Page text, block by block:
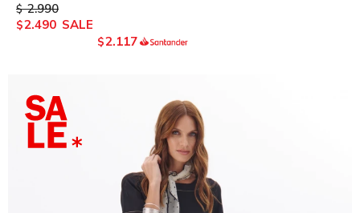
$ 2.990
$2.490
$2.117